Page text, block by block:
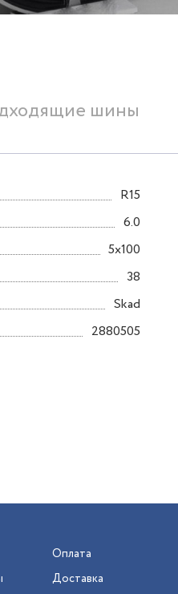
шины
R15
6.0
5x100
38
Skad
2880505
Оплата
Доставка